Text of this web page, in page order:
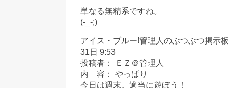
単なる無精系ですね。
(-_-;)
アイス・ブルー!管理人のぶつぶつ掲示
31日 9:53
投稿者： ＥＺ＠管理人
内 容： やっぱり
今日は週末。適当に遊ぼう！